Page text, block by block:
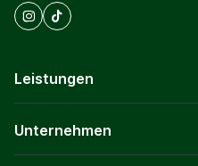
Leistungen
Unternehmen